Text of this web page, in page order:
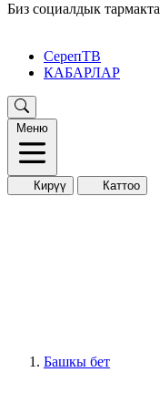
Биз социалдык тармакта
СерепТВ
КАБАРЛАР
Меню
Кирүү Каттоо
Башкы бет